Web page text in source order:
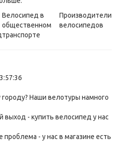
Велосипед в
общественном
транспорте
Производители
велосипедов
городу? Наши велотуры намного
выход - купить велосипед у нас
- у нас в магазине есть